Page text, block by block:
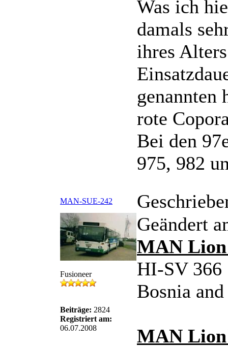
Was ich
damals
ihres
genannten
rote
Bei den
975, 982
MAN-SUE-242
Fusioneer
Beiträge: 2824
Registriert am:
06.07.2008
Geändert
MAN
HI-SV 366
Bosnia
MAN